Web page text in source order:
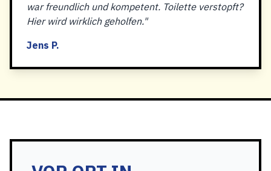
war freundlich und kompetent. Toilette verstopft?
Hier wird wirklich geholfen."
Jens P.